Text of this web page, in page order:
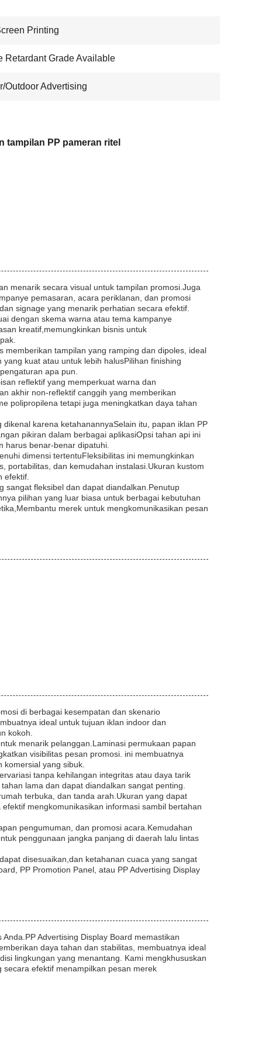
Printing
Retardant Grade Available
Outdoor Advertising
tampilan PP pameran ritel
menarik secara visual untuk tampilan promosi.Juga
pemasaran, acara periklanan, dan promosi
signage yang menarik perhatian secara efektif.
dengan skema warna atau tema kampanye
kreatif,memungkinkan bisnis untuk
memberikan tampilan yang ramping dan dipoles, ideal
kuat atau untuk lebih halusPilihan finishing
apa pun.
reflektif yang memperkuat warna dan
akhir non-reflektif canggih yang memberikan
polipropilena tetapi juga meningkatkan daya tahan
karena ketahanannyaSelain itu, papan iklan PP
pikiran dalam berbagai aplikasiOpsi tahan api ini
harus benar-benar dipatuhi.
dimensi tertentuFleksibilitas ini memungkinkan
portabilitas, dan kemudahan instalasi.Ukuran kustom
efektif.
sangat fleksibel dan dapat diandalkan.Penutup
pilihan yang luar biasa untuk berbagai kebutuhan
merek untuk mengkomunikasikan pesan
di berbagai kesempatan dan skenario
ideal untuk tujuan iklan indoor dan
kokoh.
menarik pelanggan.Laminasi permukaan papan
visibilitas pesan promosi. ini membuatnya
yang sibuk.
tanpa kehilangan integritas atau daya tarik
lama dan dapat diandalkan sangat penting.
terbuka, dan tanda arah.Ukuran yang dapat
mengkomunikasikan informasi sambil bertahan
pengumuman, dan promosi acara.Kemudahan
penggunaan jangka panjang di daerah lalu lintas
disesuaikan,dan ketahanan cuaca yang sangat
PP Promotion Panel, atau PP Advertising Display
Advertising Display Board memastikan
daya tahan dan stabilitas, membuatnya ideal
lingkungan yang menantang. Kami mengkhususkan
efektif menampilkan pesan merek